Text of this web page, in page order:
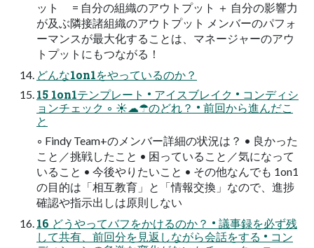
ット = 自分の組織のアウトプット ＋ 自分の影響力
が及ぶ隣接諸組織のアウトプット メンバーのパフォ
ーマンスが最大化することは、マネージャーのアウ
トプットにもつながる！
どんな1on1をやっているのか？
15 1on1テンプレート • アイスブレイク • コンディシ
ョンチェック ◦ ☀☁☂のどれ？ • 前回から進んだこ
と
◦ Findy Team+のメンバー詳細の状況は？ • 良かった
こと／挑戦したこと • 困っていること／気になって
いること • 今後やりたいこと • その他なんでも 1on1
の目的は「相互教育」と「情報交換」なので、進捗
確認や指示出しは原則しない
16 どうやってバフをかけるのか？ • 議事録を必ず残
して共有、前回分を見返しながら会話をする • コン